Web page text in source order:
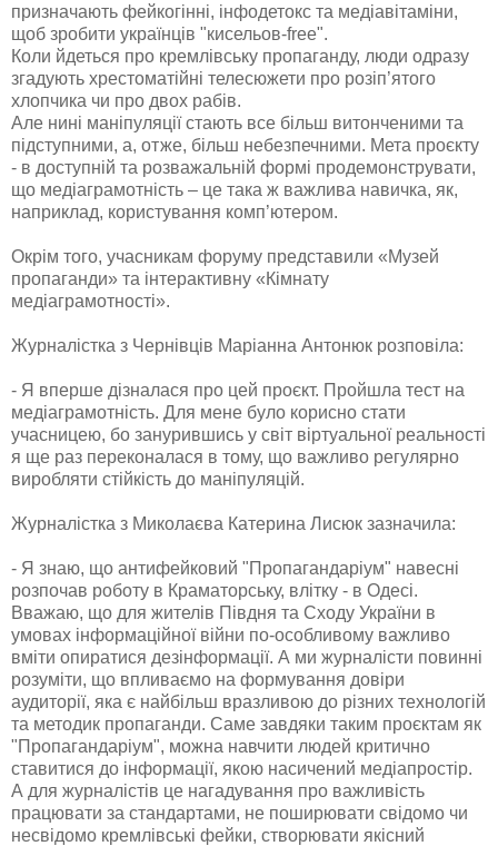
призначають фейкогінні, інфодетокс та медіавітаміни,
щоб зробити українців "кисельов-free".
Коли йдеться про кремлівську пропаганду, люди одразу
згадують хрестоматійні телесюжети про розіп’ятого
хлопчика чи про двох рабів.
Але нині маніпуляції стають все більш витонченими та
підступними, а, отже, більш небезпечними. Мета проєкту
- в доступній та розважальній формі продемонструвати,
що медіаграмотність – це така ж важлива навичка, як,
наприклад, користування комп’ютером.
Окрім того, учасникам форуму представили «Музей
пропаганди» та інтерактивну «Кімнату
медіаграмотності».
Журналістка з Чернівців Маріанна Антонюк розповіла:
- Я вперше дізналася про цей проєкт. Пройшла тест на
медіаграмотність. Для мене було корисно стати
учасницею, бо занурившись у світ віртуальної реальності
я ще раз переконалася в тому, що важливо регулярно
виробляти стійкість до маніпуляцій.
Журналістка з Миколаєва Катерина Лисюк зазначила:
- Я знаю, що антифейковий "Пропагандаріум" навесні
розпочав роботу в Краматорську, влітку - в Одесі.
Вважаю, що для жителів Півдня та Сходу України в
умовах інформаційної війни по-особливому важливо
вміти опиратися дезінформації. А ми журналісти повинні
розуміти, що впливаємо на формування довіри
аудиторії, яка є найбільш вразливою до різних технологій
та методик пропаганди. Саме завдяки таким проєктам як
"Пропагандаріум", можна навчити людей критично
ставитися до інформації, якою насичений медіапростір.
А для журналістів це нагадування про важливість
працювати за стандартами, не поширювати свідомо чи
несвідомо кремлівські фейки, створювати якісний